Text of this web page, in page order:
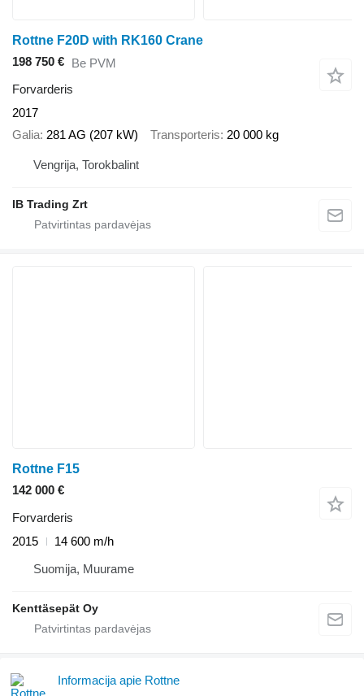
Rottne F20D with RK160 Crane
198 750 € Be PVM
Forvarderis
2017
Galia 281 AG (207 kW) Transporteris 20 000 kg
Vengrija, Torokbalint
IB Trading Zrt
Rottne F15
142 000 €
Forvarderis
2015
14 600 m/h
Suomija, Muurame
Kenttäsepät Oy
Informacija apie Rottne